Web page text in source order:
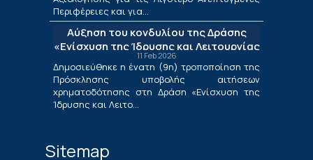
«Ενίσχυση της Ίδρυσης και Λειτουργίας
Νέων Μικρομεσαίων Τουριστικών
Επιχειρήσεων»
Περιφέρειες και για...
Αύξηση του κονδυλίου της Δράσης
«Ενίσχυση της Ίδρυσης και Λειτουργίας
Νέων Μικρομεσαίων Τουριστικών
Επιχειρήσεων»
11 Feb 2026
Δημοσιεύθηκε η ένατη (9η) τροποποίηση της
Πρόσκλησης υποβολής αιτήσεων
χρηματοδότησης στη Δράση «Ενίσχυση της
Ίδρυσης και Λειτο...
Sitemap